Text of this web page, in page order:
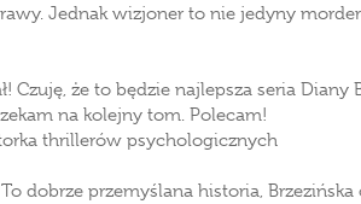
Jednak wizjoner to nie jedyny
Czuję, że to będzie najlepsza seria Diany
na kolejny tom. Polecam!
thrillerów psychologicznych
dobrze przemyślana historia,